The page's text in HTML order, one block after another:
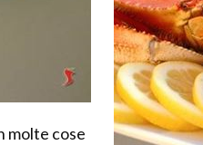
molte cose